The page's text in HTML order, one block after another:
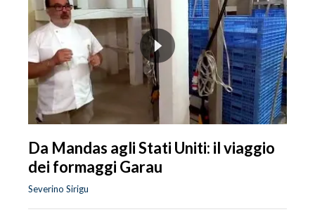
Da Mandas agli Stati Uniti: il viaggio
dei formaggi Garau
Severino Sirigu